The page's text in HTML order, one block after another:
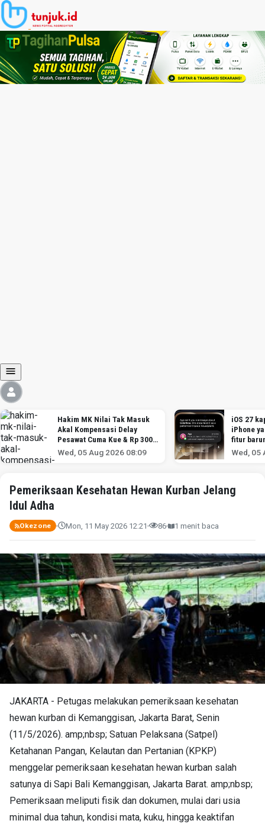
Hakim MK Nilai Tak Masuk
Akal Kompensasi Delay
Pesawat Cuma Kue & Rp 300
Ribu
Wed, 05 Aug 2026 08:09
iOS 27
iPhone
fitur
Wed, 05
Pemeriksaan Kesehatan Hewan Kurban Jelang
Idul Adha
Okezone Mon, 11 May 2026 12:21 86 1 menit baca
JAKARTA - Petugas melakukan pemeriksaan kesehatan
hewan kurban di Kemanggisan, Jakarta Barat, Senin
(11/5/2026). amp;nbsp; Satuan Pelaksana (Satpel)
Ketahanan Pangan, Kelautan dan Pertanian (KPKP)
menggelar pemeriksaan kesehatan hewan kurban salah
satunya di Sapi Bali Kemanggisan, Jakarta Barat. amp;nbsp;
Pemeriksaan meliputi fisik dan dokumen, mulai dari usia
minimal dua tahun, kondisi mata, kuku, hingga keaktifan